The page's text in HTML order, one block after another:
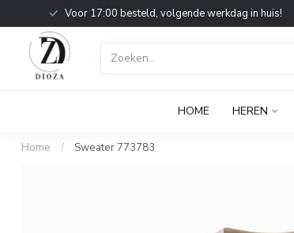
Voor 17:00 besteld, volgende werkdag in huis!
HOME HEREN
Home / Sweater 773783